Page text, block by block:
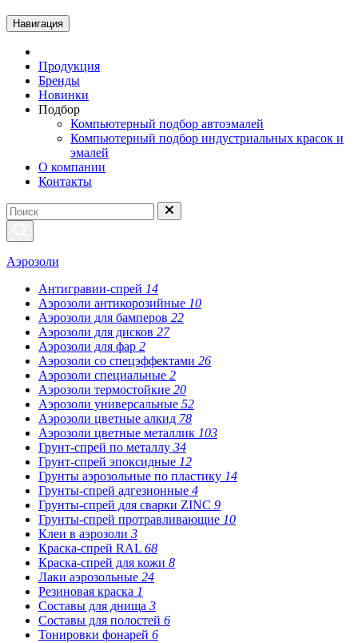
Навигация
Продукция
Бренды
Новинки
Подбор
Компьютерный подбор автоэмалей
Компьютерный подбор индустриальных красок и
эмалей
О компании
Контакты
Аэрозоли
Антигравии-спрей 14
Аэрозоли антикорозийные 10
Аэрозоли для бамперов 22
Аэрозоли для дисков 27
Аэрозоли для фар 2
Аэрозоли со спецэффектами 26
Аэрозоли специальные 2
Аэрозоли термостойкие 20
Аэрозоли универсальные 52
Аэрозоли цветные алкид 78
Аэрозоли цветные металлик 103
Грунт-спрей по металлу 34
Грунт-спрей эпоксидные 12
Грунты аэрозольные по пластику 14
Грунты-спрей адгезионные 4
Грунты-спрей для сварки ZINC 9
Грунты-спрей протравливающие 10
Клеи в аэрозоли 3
Краска-спрей RAL 68
Краска-спрей для кожи 8
Лаки аэрозольные 24
Резиновая краска 1
Составы для днища 3
Составы для полостей 6
Тонировки фонарей 6